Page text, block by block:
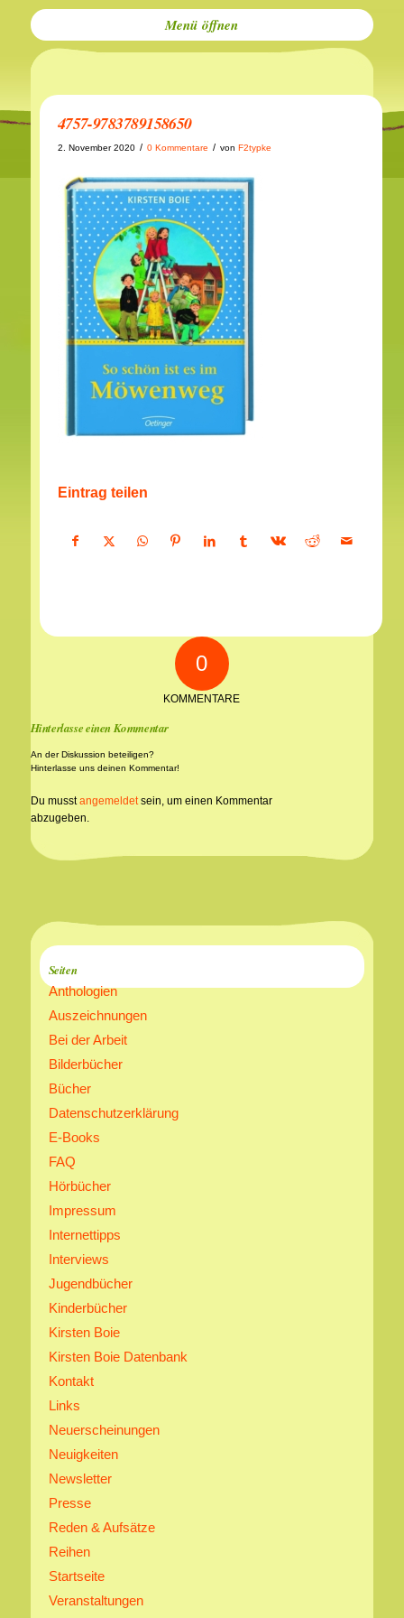
Menü
4757-9783789158650
2. November 2020 / 0 Kommentare / von F2typke
Eintrag teilen
0
KOMMENTARE
Hinterlasse einen Kommentar
An der Diskussion beteiligen?
Hinterlasse uns deinen Kommentar!
Du musstangemeldetsein, um einen Kommentar
abzugeben.
Seiten
Anthologien
Auszeichnungen
Bei der Arbeit
Bilderbücher
Bücher
Datenschutzerklärung
E-Books
FAQ
Hörbücher
Impressum
Internettipps
Interviews
Jugendbücher
Kinderbücher
Kirsten Boie
Kirsten Boie Datenbank
Kontakt
Links
Neuerscheinungen
Neuigkeiten
Newsletter
Presse
Reden & Aufsätze
Reihen
Startseite
Veranstaltungen